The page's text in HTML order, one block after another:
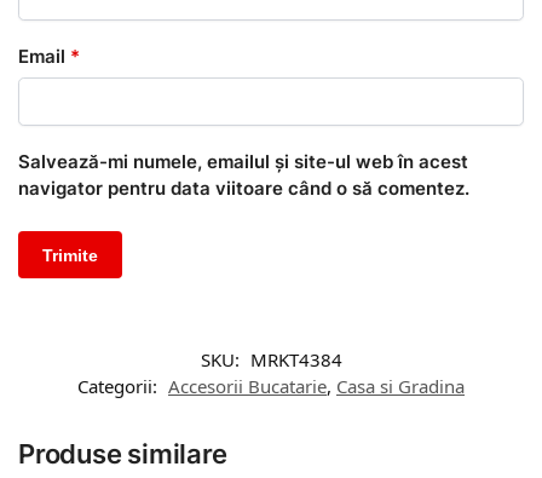
Email *
Salvează-mi numele, emailul și site-ul web în acest
navigator pentru data viitoare când o să comentez.
SKU: MRKT4384
Categorii: Accesorii Bucatarie, Casa si Gradina
Produse similare